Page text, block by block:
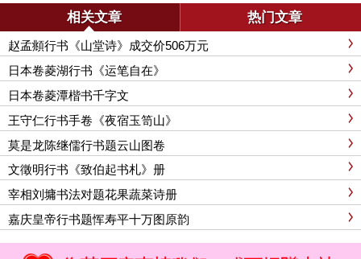
相关文章 热门文章
赵孟頫行书《山堂诗》成交价506万元
日本卷菱湖行书《运笔自在》
日本卷菱潭楷书千字文
王守仁行书手卷《夜宿玉笥山》
莫是龙陈继儒行书题云山图卷
文徵明行书《致伯起书札》册
宰相刘墉书法对题花果蔬菜诗册
嘉庆皇帝行书题恽寿平十万图原韵